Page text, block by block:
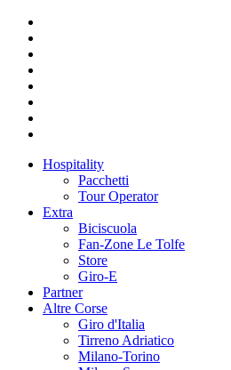
Hospitality
Pacchetti
Tour Operator
Extra
Biciscuola
Fan-Zone Le Tolfe
Store
Giro-E
Partner
Altre Corse
Giro d'Italia
Tirreno Adriatico
Milano-Torino